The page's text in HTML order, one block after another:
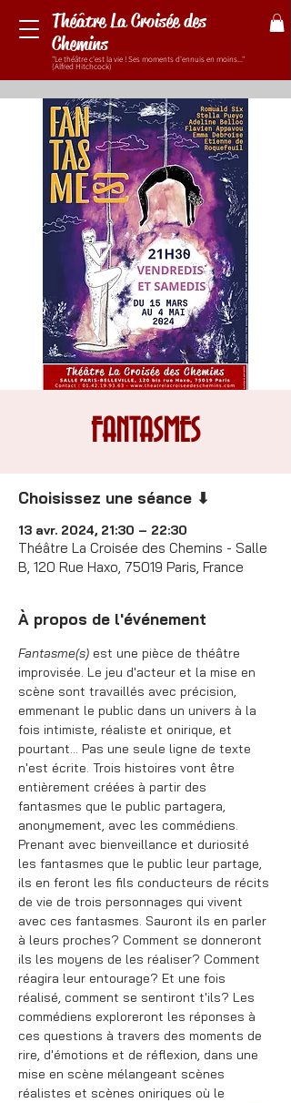
Théâtre La Croisée des
Chemins
"Le théâtre c'est la vie ! Ses moments d'ennuis en moins..."
(Alfred Hitchcock)
FANTASMES
Choisissez une séance ⬇
13 avr. 2024, 21:30 – 22:30
Théâtre La Croisée des Chemins - Salle
B, 120 Rue Haxo, 75019 Paris, France
À propos de l'événement
Fantasme(s) est une pièce de théâtre
improvisée. Le jeu d'acteur et la mise en
scène sont travaillés avec précision,
emmenant le public dans un univers à la
fois intimiste, réaliste et onirique, et
pourtant... Pas une seule ligne de texte
n'est écrite. Trois histoires vont être
entièrement créées à partir des
fantasmes que le public partagera,
anonymement, avec les commédiens.
Prenant avec bienveillance et duriosité
les fantasmes que le public leur partage,
ils en feront les fils conducteurs de récits
de vie de trois personnages qui vivent
avec ces fantasmes. Sauront ils en parler
à leurs proches? Comment se donneront
ils les moyens de les réaliser? Comment
réagira leur entourage? Et une fois
réalisé, comment se sentiront t'ils? Les
commédiens exploreront les réponses à
ces questions à travers des moments de
rire, d'émotions et de réflexion, dans une
mise en scène mélangeant scènes
réalistes et scènes oniriques où le